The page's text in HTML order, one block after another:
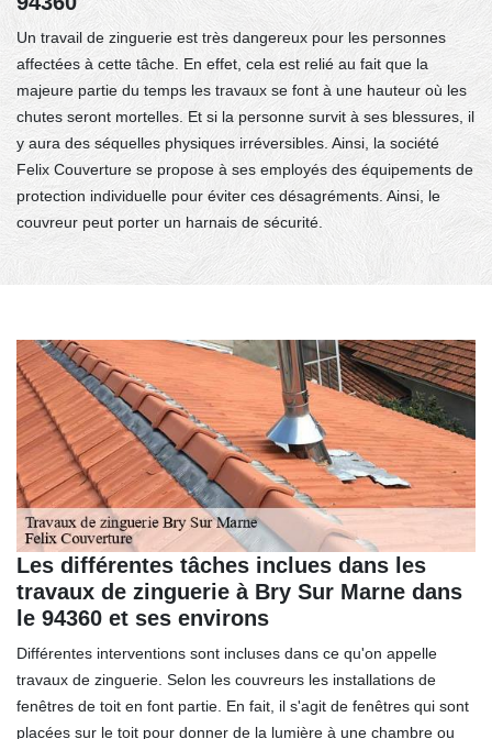
Un travail de zinguerie est très dangereux pour les personnes
affectées à cette tâche. En effet, cela est relié au fait que la
majeure partie du temps les travaux se font à une hauteur où les
chutes seront mortelles. Et si la personne survit à ses blessures, il
y aura des séquelles physiques irréversibles. Ainsi, la société
Felix Couverture se propose à ses employés des équipements de
protection individuelle pour éviter ces désagréments. Ainsi, le
couvreur peut porter un harnais de sécurité.
Les différentes tâches inclues dans les
travaux de zinguerie à Bry Sur Marne dans
le 94360 et ses environs
Différentes interventions sont incluses dans ce qu'on appelle
travaux de zinguerie. Selon les couvreurs les installations de
fenêtres de toit en font partie. En fait, il s'agit de fenêtres qui sont
placées sur le toit pour donner de la lumière à une chambre ou